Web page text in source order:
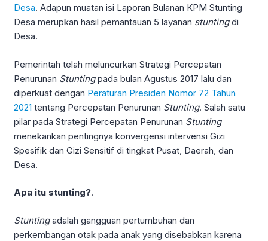
Desa. Adapun muatan isi Laporan Bulanan KPM Stunting
Desa merupkan hasil pemantauan 5 layanan stuntingdi
Desa.
Pemerintah telah meluncurkan Strategi Percepatan
Penurunan Stuntingpada bulan Agustus 2017 lalu dan
diperkuat dengan Peraturan Presiden Nomor 72 Tahun
2021 tentang Percepatan Penurunan Stunting. Salah satu
pilar pada Strategi Percepatan Penurunan Stunting
menekankan pentingnya konvergensi intervensi Gizi
Spesifik dan Gizi Sensitif di tingkat Pusat, Daerah, dan
Desa.
Apa itu stunting?.
Stuntingadalah gangguan pertumbuhan dan
perkembangan otak pada anak yang disebabkan karena